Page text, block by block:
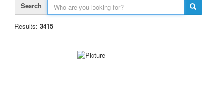
Search
Results: 3415